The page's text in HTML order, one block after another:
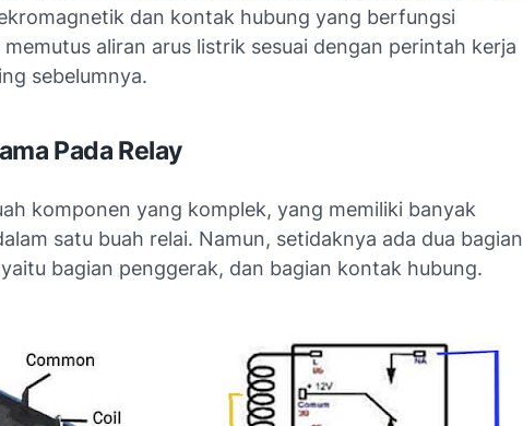
dan kontak hubung yang berfungsi
aliran arus listrik sesuai dengan perintah kerja
sebelumnya.
Pada Relay
komponen yang komplek, yang memiliki banyak
satu buah relai. Namun, setidaknya ada dua bagian
bagian penggerak, dan bagian kontak hubung.